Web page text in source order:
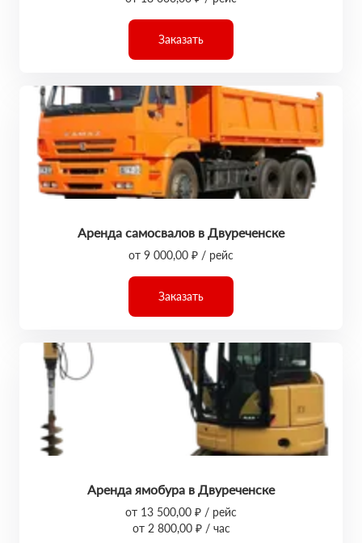
Заказать
Аренда самосвалов в Двуреченске
от 9 000,00 ₽ / рейс
Заказать
Аренда ямобура в Двуреченске
от 13 500,00 ₽ / рейс
от 2 800,00 ₽ / час